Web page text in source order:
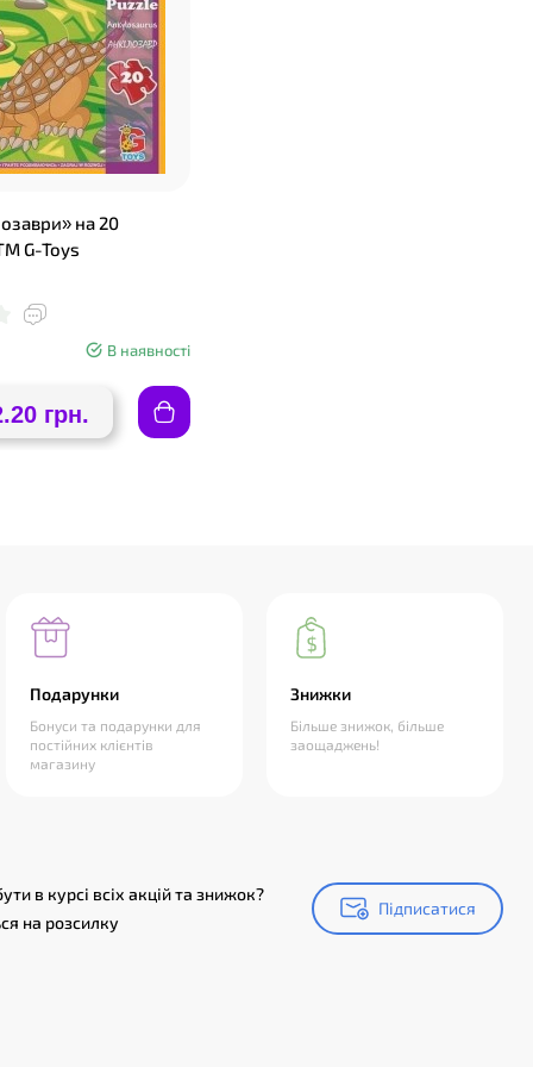
на 20
G-Toys
В наявності
грн.
Подарунки
Бонуси та подарунки для
постійних клієнтів
магазину
Знижки
Більше знижок, більше
заощаджень!
в курсі всіх акцій та знижок?
на розсилку
Підписатися
Підписатися